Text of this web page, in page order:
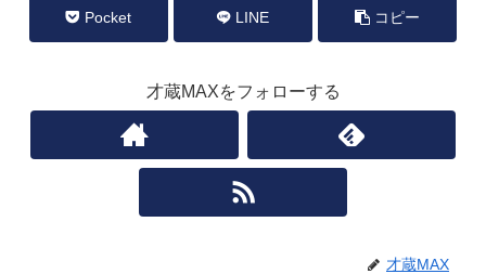
Pocket LINE コピー
才蔵MAXをフォローする
才蔵MAX